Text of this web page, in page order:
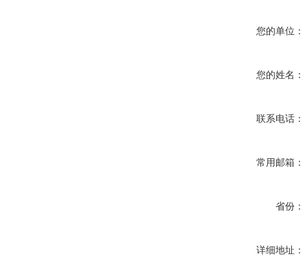
您的单位：
您的姓名：
联系电话：
常用邮箱：
省份：
详细地址：